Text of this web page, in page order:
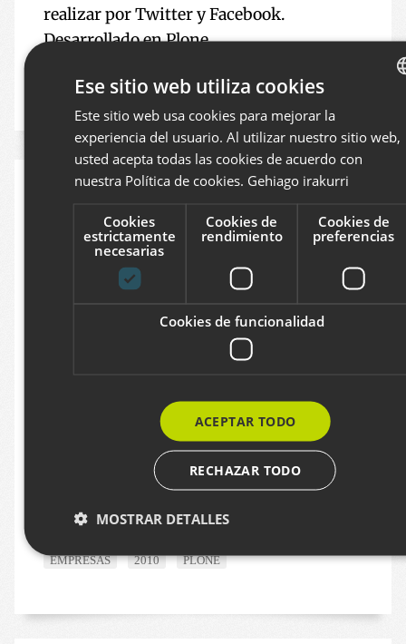
realizar por Twitter y Facebook.
Desarrollado en Plone.
EUSKARA CULTURA PLONE
Web corporativa de consultora. Plone con
blogs y mucho contenido.
EMPRESAS 2010 PLONE
Ese sitio web utiliza cookies
Este sitio web usa cookies para mejorar la
experiencia del usuario. Al utilizar nuestro sitio web,
usted acepta todas las cookies de acuerdo con
nuestra Política de cookies. Gehiago irakurri
Cookies
estrictamente
necesarias
Cookies de
rendimiento
Cookies de
preferencias
Cookies de funcionalidad
ACEPTAR TODO
RECHAZAR TODO
MOSTRAR DETALLES
Cookies de preferencias
Cookies de funcionalidad